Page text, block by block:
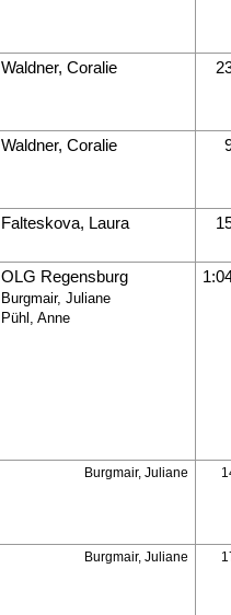
Waldner, Coralie
Waldner, Coralie
Falteskova, Laura
OLG Regensburg
Burgmair, Juliane
Pühl, Anne
Burgmair, Juliane
Burgmair, Juliane